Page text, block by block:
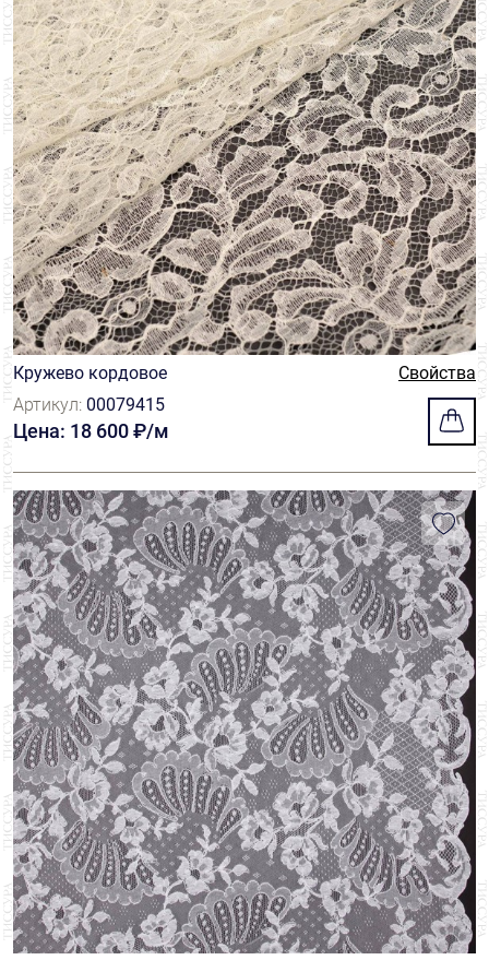
Кружево кордовое
Свойства
Артикул: 00079415
Цена: 18 600 ₽/м